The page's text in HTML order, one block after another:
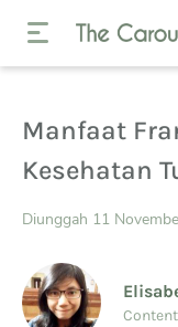
Manfaat
Kesehatan
Diunggah 11